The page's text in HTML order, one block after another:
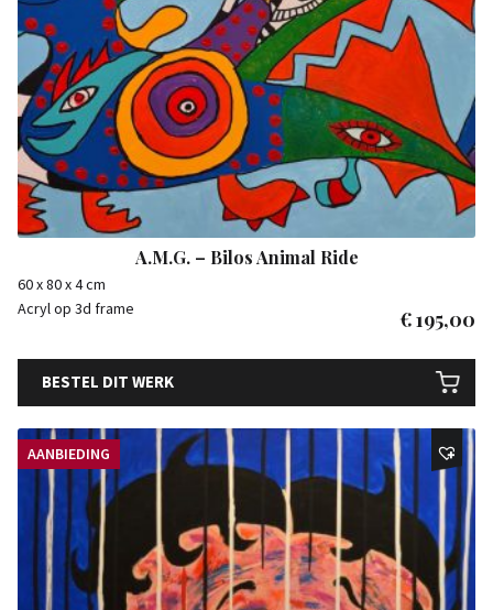
A.M.G. – Bilos Animal Ride
60 x 80 x 4 cm
Acryl op 3d frame
€195,00
BESTEL DIT WERK
AANBIEDING